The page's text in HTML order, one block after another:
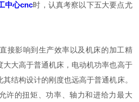
中心cnc时，认真考察以下五大要点尤
接影响到生产效率以及机床的加工精
大大高于普通机床，电动机功率也高于
结构设计的刚度也远高于普通机床。
许的扭矩、功率、轴力和进给力最大